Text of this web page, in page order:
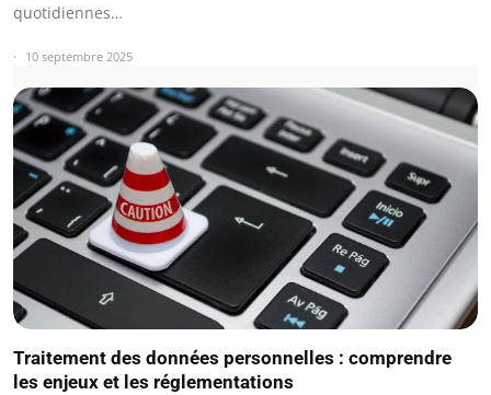
quotidiennes…
10 septembre 2025
Traitement des données personnelles : comprendre
les enjeux et les réglementations